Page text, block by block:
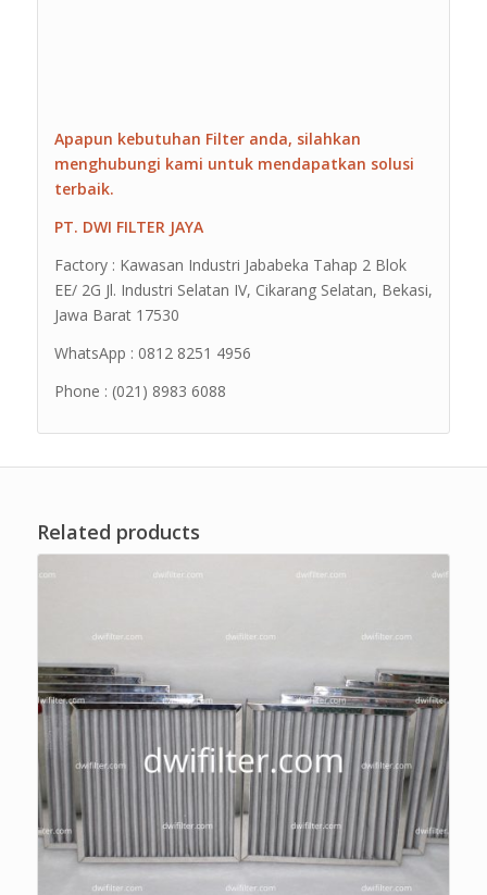
Apapun kebutuhan Filter anda, silahkan
menghubungi kami untuk mendapatkan solusi
terbaik.
PT. DWI FILTER JAYA
Factory : Kawasan Industri Jababeka Tahap 2 Blok
EE/ 2G Jl. Industri Selatan IV, Cikarang Selatan, Bekasi,
Jawa Barat 17530
WhatsApp : 0812 8251 4956
Phone : (021) 8983 6088
Related products